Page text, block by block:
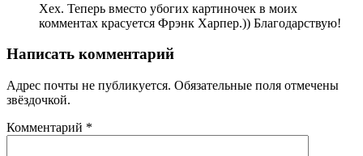
Хех. Теперь вместо убогих картиночек в моих
комментах красуется Фрэнк Харпер.)) Благодарствую!
Написать комментарий
Адрес почты не публикуется. Обязательные поля отмечены
звёздочкой.
Комментарий *